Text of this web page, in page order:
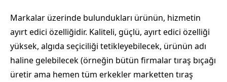
Markalar üzerinde bulundukları ürünün, hizmetin
ayırt edici özelliğidir. Kaliteli, güçlü, ayırt edici özelliği
yüksek, algıda seçiciliği tetikleyebilecek, ürünün adı
haline gelebilecek (örneğin bütün firmalar tıraş bıçağı
üretir ama hemen tüm erkekler marketten tıraş